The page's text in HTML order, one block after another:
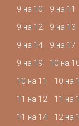
9 на 10
9 на 11
9 на 12
9 на 13
9 на 14
9 на 17
9 на 19
10 на
10 на 11
10 на
11 на 12
11 на
11 на 14
12 на